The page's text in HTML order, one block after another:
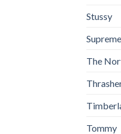
Stussy
Supreme
The
Tommy